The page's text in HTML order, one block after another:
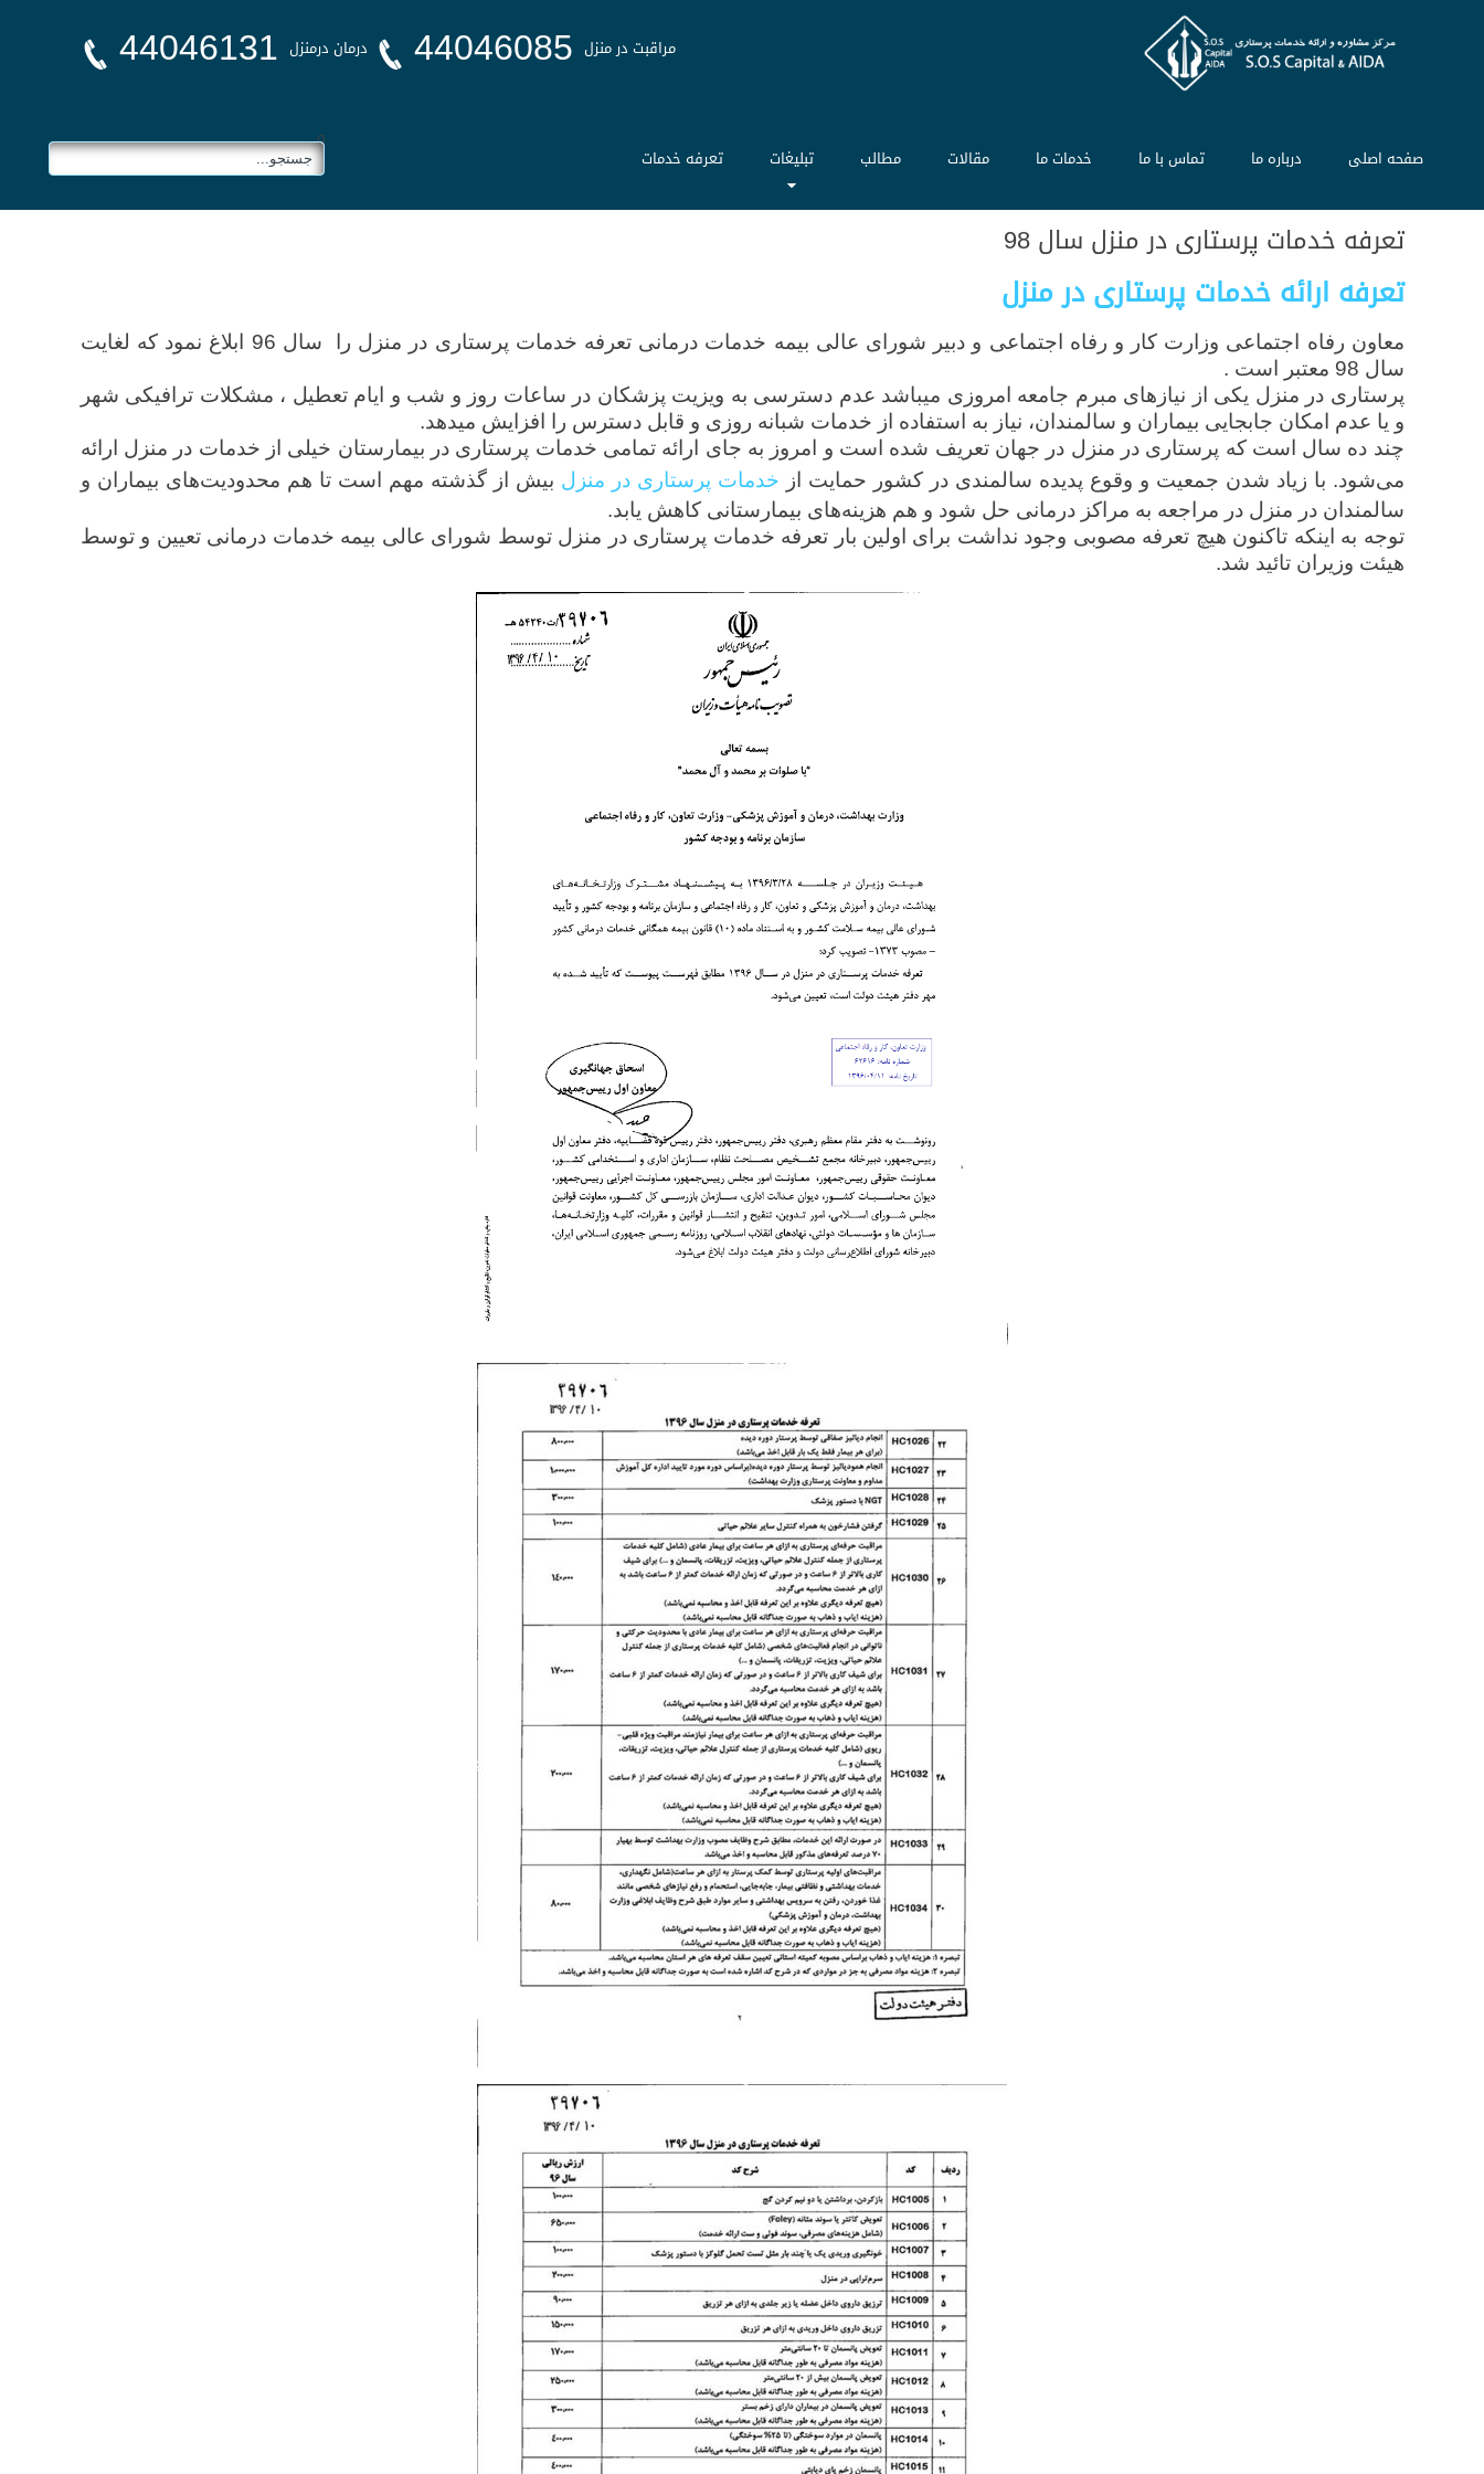
مراقبت در منزل 44046085 درمان درمنزل 44046131
0
صفحه اصلی درباره ما تماس با ما خدمات ما مقالات مطالب تبلیغات تعرفه خدمات
تعرفه خدمات پرستاری در منزل سال 98
تعرفه ارائه خدمات پرستاری در منزل
معاون رفاه اجتماعی وزارت کار و رفاه اجتماعی و دبیر شورای عالی بیمه خدمات درمانی تعرفه خدمات پرستاری در منزل را سال 96 ابلاغ نمود که لغایت
سال 98 معتبر است .
پرستاری در منزل یکی از نیازهای مبرم جامعه امروزی میباشد عدم دسترسی به ویزیت پزشکان در ساعات روز و شب و ایام تعطیل ، مشکلات ترافیکی شهر
و یا عدم امکان جابجایی بیماران و سالمندان، نیاز به استفاده از خدمات شبانه روزی و قابل دسترس را افزایش میدهد.
چند ده سال است که پرستاری در منزل در جهان تعریف شده است و امروز به جای ارائه تمامی خدمات پرستاری در بیمارستان خیلی از خدمات در منزل ارائه
می‌شود. با زیاد شدن جمعیت و وقوع پدیده سالمندی در کشور حمایت از خدمات پرستاری در منزل بیش از گذشته مهم است تا هم محدودیت‌های بیماران و
سالمندان در منزل در مراجعه به مراکز درمانی حل شود و هم هزینه‌های بیمارستانی کاهش یابد.
توجه به اینکه تاکنون هیچ تعرفه مصوبی وجود نداشت برای اولین بار تعرفه خدمات پرستاری در منزل توسط شورای عالی بیمه خدمات درمانی تعیین و توسط
هیئت وزیران تائید شد.